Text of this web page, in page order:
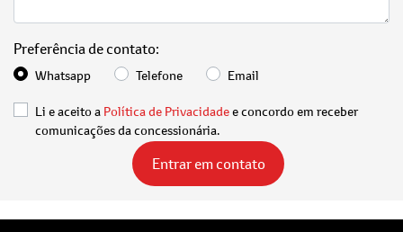
Preferência de contato:
Whatsapp Telefone Email
Li e aceito a Política de Privacidadee concordo em receber
comunicações da concessionária.
Entrar em contato